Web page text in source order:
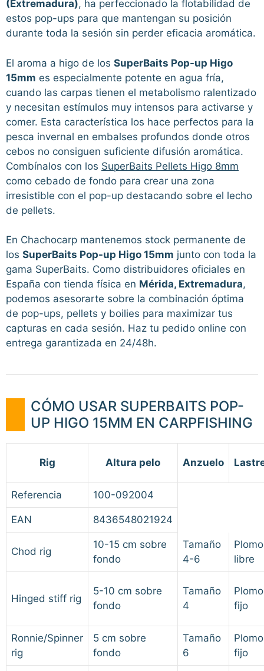
(Extremadura), ha perfeccionado la flotabilidad de
estos pop-ups para que mantengan su posición
durante toda la sesión sin perder eficacia aromática.
El aroma a higo de los SuperBaits Pop-up Higo
15mm es especialmente potente en agua fría,
cuando las carpas tienen el metabolismo ralentizado
y necesitan estímulos muy intensos para activarse y
comer. Esta característica los hace perfectos para la
pesca invernal en embalses profundos donde otros
cebos no consiguen suficiente difusión aromática.
Combínalos con los SuperBaits Pellets Higo 8mm
como cebado de fondo para crear una zona
irresistible con el pop-up destacando sobre el lecho
de pellets.
En Chachocarp mantenemos stock permanente de
los SuperBaits Pop-up Higo 15mm junto con toda la
gama SuperBaits. Como distribuidores oficiales en
España con tienda física en Mérida, Extremadura,
podemos asesorarte sobre la combinación óptima
de pop-ups, pellets y boilies para maximizar tus
capturas en cada sesión. Haz tu pedido online con
entrega garantizada en 24/48h.
CÓMO USAR SUPERBAITS POP-
UP HIGO 15MM EN CARPFISHING
Referencia 100-092004
EAN 8436548021924
Rig Altura pelo Anzuelo
Chod rig
10-15 cm sobre
fondo
Tamaño
4-6
Plomo
libre
Hinged stiff rig
5-10 cm sobre
fondo
Tamaño
4
Plomo
fijo
Ronnie/Spinner
rig
5 cm sobre
fondo
Tamaño
6
Plomo
fijo